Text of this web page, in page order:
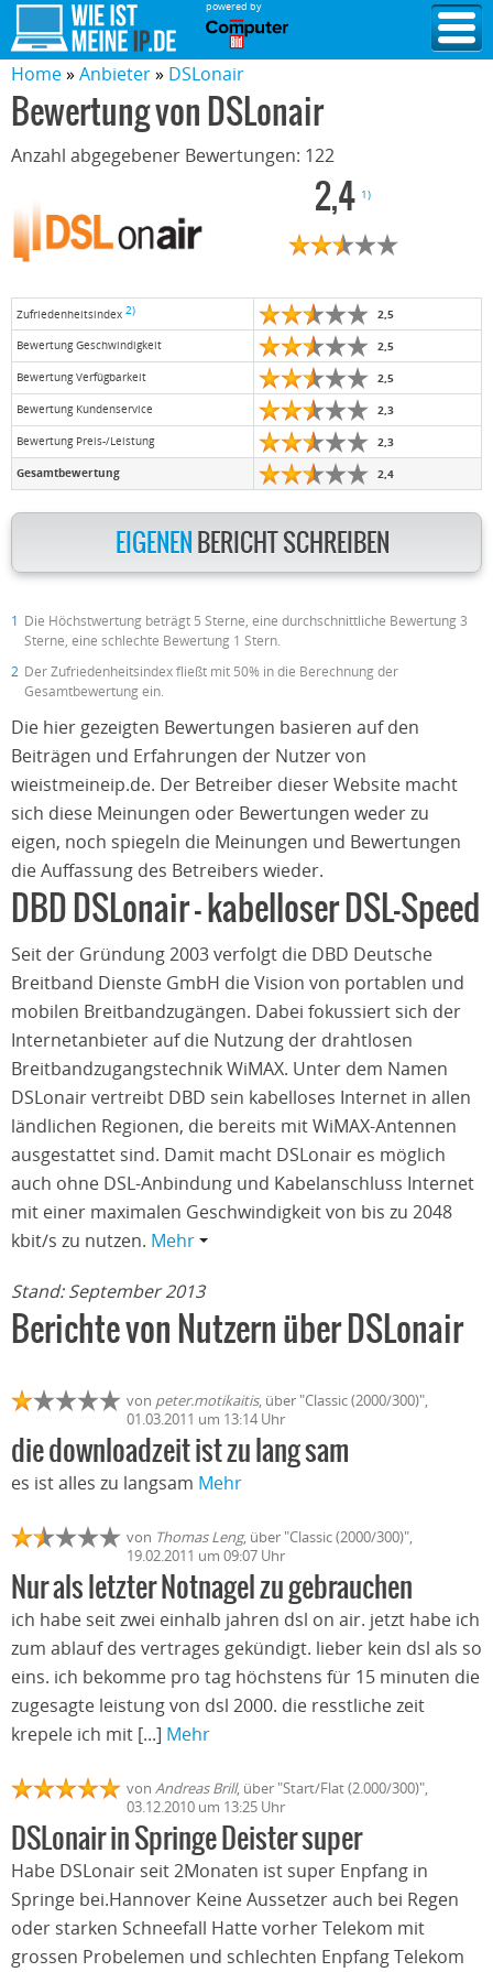
powered by
Home Anbieter DSLonair
Bewertung von DSLonair
Anzahl abgegebener Bewertungen: 122
2,4 1)
Zufriedenheitsindex 2) 2,5
Bewertung Geschwindigkeit 2,5
Bewertung Verfügbarkeit 2,5
Bewertung Kundenservice 2,3
Bewertung Preis-/Leistung 2,3
Gesamtbewertung 2,4
EIGENEN BERICHT SCHREIBEN
1 Die Höchstwertung beträgt 5 Sterne, eine durchschnittliche Bewertung 3
Sterne, eine schlechte Bewertung 1 Stern.
2 Der Zufriedenheitsindex fließt mit 50% in die Berechnung der
Gesamtbewertung ein.
Die hier gezeigten Bewertungen basieren auf den
Beiträgen und Erfahrungen der Nutzer von
wieistmeineip.de. Der Betreiber dieser Website macht
sich diese Meinungen oder Bewertungen weder zu
eigen, noch spiegeln die Meinungen und Bewertungen
die Auffassung des Betreibers wieder.
DBD DSLonair – kabelloser DSL-Speed
Seit der Gründung 2003 verfolgt die DBD Deutsche
Breitband Dienste GmbH die Vision von portablen und
mobilen Breitbandzugängen. Dabei fokussiert sich der
Internetanbieter auf die Nutzung der drahtlosen
Breitbandzugangstechnik WiMAX. Unter dem Namen
DSLonair vertreibt DBD sein kabelloses Internet in allen
ländlichen Regionen, die bereits mit WiMAX-Antennen
ausgestattet sind. Damit macht DSLonair es möglich
auch ohne DSL-Anbindung und Kabelanschluss Internet
mit einer maximalen Geschwindigkeit von bis zu 2048
kbit/s zu nutzen. Mehr
Stand: September 2013
Berichte von Nutzern über DSLonair
von peter.motikaitis, über "Classic (2000/300)",
01.03.2011 um 13:14 Uhr
die downloadzeit ist zu lang sam
es ist alles zu langsam Mehr
von Thomas Leng, über "Classic (2000/300)",
19.02.2011 um 09:07 Uhr
Nur als letzter Notnagel zu gebrauchen
ich habe seit zwei einhalb jahren dsl on air. jetzt habe ich
zum ablauf des vertrages gekündigt. lieber kein dsl als so
eins. ich bekomme pro tag höchstens für 15 minuten die
zugesagte leistung von dsl 2000. die resstliche zeit
krepele ich mit [...] Mehr
von Andreas Brill, über "Start/Flat (2.000/300)",
03.12.2010 um 13:25 Uhr
DSLonair in Springe Deister super
Habe DSLonair seit 2Monaten ist super Enpfang in
Springe bei.Hannover Keine Aussetzer auch bei Regen
oder starken Schneefall Hatte vorher Telekom mit
grossen Probelemen und schlechten Enpfang Telekom